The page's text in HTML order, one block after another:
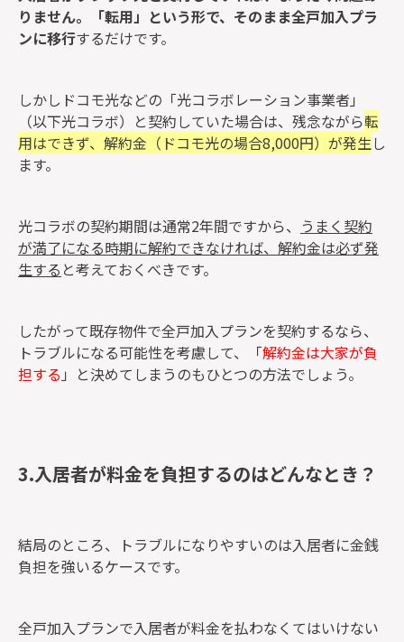
りません。「転用」という形で、そのまま全戸加入プラ
ンに移行するだけです。
しかしドコモ光などの「光コラボレーション事業者」
（以下光コラボ）と契約していた場合は、残念ながら転
用はできず、解約金（ドコモ光の場合8,000円）が発生 し
ます。
光コラボの契約期間は通常2年間ですから、 う まく契約
が満了になる時期に解約できなければ、解約金は必ず発
生する と考えておくべきです。
したがって既存物件で全戸加入プランを契約するなら、
トラブルになる可能性を考慮して、「解約金は大家が負
担する 」と決めてしまうのもひとつの方法でしょう。
3.入居者が料金を負担するのはどんなとき？
結局のところ、トラブルになりやすいのは入居者に金銭
負担を強いるケースです。
全戸加入プランで入居者が料金を払わなくてはいけない